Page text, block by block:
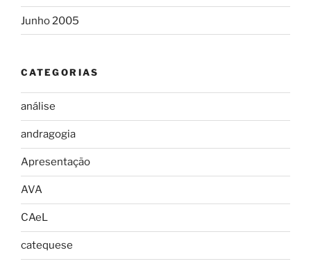
Junho 2005
CATEGORIAS
análise
andragogia
Apresentação
AVA
CAeL
catequese